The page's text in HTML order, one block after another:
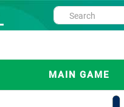
MAIN GAME